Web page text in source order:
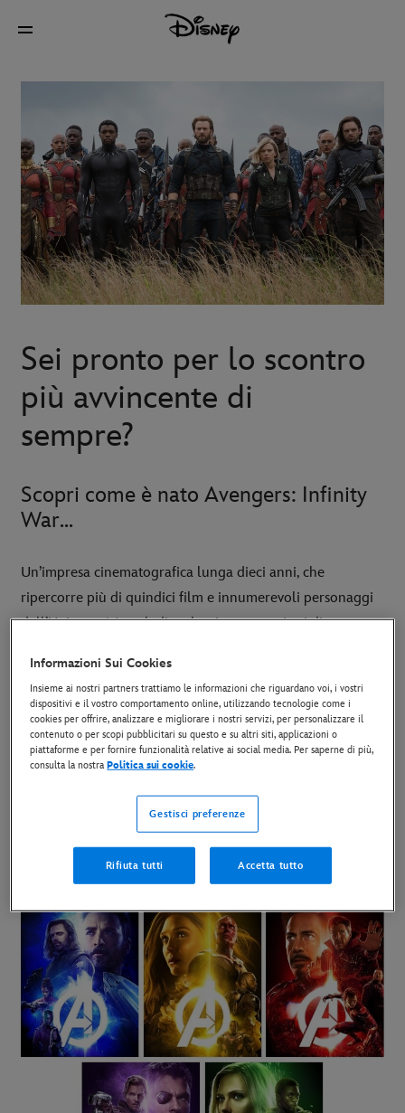
Sei pronto per lo scontro
più avvincente di
sempre?
Scopri come è nato Avengers: Infinity
War...
Un’impresa cinematografica lunga dieci anni, che
ripercorre più di quindici film e innumerevoli personaggi
dell’Universo Marvel: dire che siamo entusiasti di questo
DISPONIBILE IN DVD, BLU-RAY E
DOWNLOAD DIGITALE
finora indicando l’ordine di uscita, i personaggi che
abbiamo conosciuto e perfino il tuo primo incontro
ravvicinato con le Gemme dell’Infinito...
Informazioni Sui Cookies
Insieme ai nostri partners trattiamo le informazioni che riguardano voi, i vostri
dispositivi e il vostro comportamento online, utilizzando tecnologie come i
cookies per offrire, analizzare e migliorare i nostri servizi, per personalizzare il
contenuto o per scopi pubblicitari su questo e su altri siti, applicazioni o
piattaforme e per fornire funzionalità relative ai social media. Per saperne di più,
consulta la nostraPolitica sui cookie.
Gestisci preferenze
Rifiuta tutti Accetta tutto